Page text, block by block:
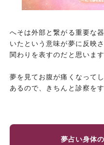
へそは外部と繋がる重要な
いたという意味が夢に反映
関わりを表すのだと思います
夢を見てお腹が痛くなって
あるので、きちんと診察を
夢占い身体